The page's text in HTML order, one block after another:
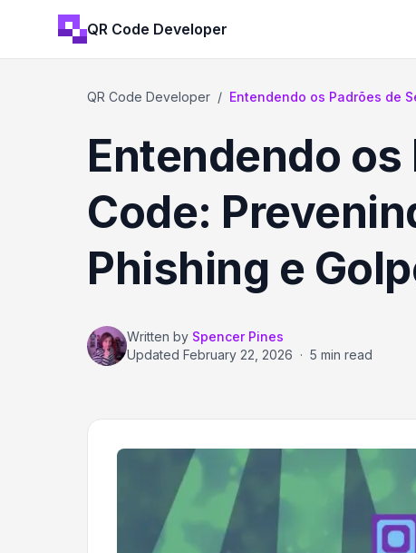
QR Code Developer
QR Code Developer / Entendendo os Padrões de
Entendendo os
Code:
Phishing e
Written by Spencer Pines
Updated February 22, 2026 · 5 min read